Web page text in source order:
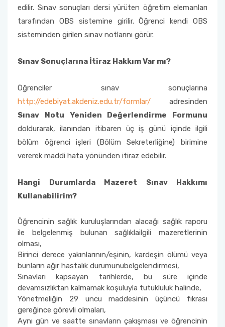
edilir. Sınav sonuçları dersi yürüten öğretim elemanları
tarafından OBS sistemine girilir. Öğrenci kendi OBS
sisteminden girilen sınav notlarını görür.
Sınav Sonuçlarına İtiraz Hakkım Var mı?
Öğrenciler sınav sonuçlarına
http://edebiyat.akdeniz.edu.tr/formlar/ adresinden
Sınav Notu Yeniden Değerlendirme Formunu
doldurarak, ilanından itibaren üç iş günü içinde ilgili
bölüm öğrenci işleri (Bölüm Sekreterliğine) birimine
vererek maddi hata yönünden itiraz edebilir.
Hangi Durumlarda Mazeret Sınav Hakkımı
Kullanabilirim?
Öğrencinin sağlık kuruluşlarından alacağı sağlık raporu
ile belgelenmiş bulunan sağlıklailgili mazeretlerinin
olması,
Birinci derece yakınlarının/eşinin, kardeşin ölümü veya
bunların ağır hastalık durumunubelgelendirmesi,
Sınavları kapsayan tarihlerde, bu süre içinde
devamsızlıktan kalmamak koşuluyla tutukluluk halinde,
Yönetmeliğin 29 uncu maddesinin üçüncü fıkrası
gereğince görevli olmaları,
Aynı gün ve saatte sınavların çakışması ve öğrencinin
Sanat Tarihi Bölümü
Türk Dili ve Edebiyatı Bölümü
Edebiyat Fakültesi Kazı ve Yüzey Araştırmaları
Sempozyumu
İş Akış Takvimi